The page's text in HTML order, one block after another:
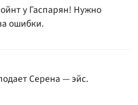
у Гаспарян! Нужно
ошибки.
Серена — эйс.